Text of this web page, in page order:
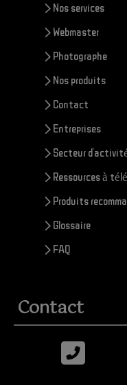
> Nos services
> Webmaster
> Photographe
> Nos produits
> Contact
> Entreprises
> Secteur
> Ressources à
> Produits
> Glossaire
> FAQ
Contact